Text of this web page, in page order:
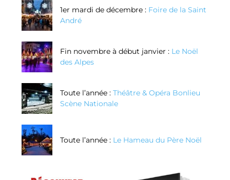
1er mardi de décembre : Foire de la Saint
André
Fin novembre à début janvier : Le Noël
des Alpes
Toute l’année : Théâtre & Opéra Bonlieu
Scène Nationale
Toute l’année : Le Hameau du Père Noël